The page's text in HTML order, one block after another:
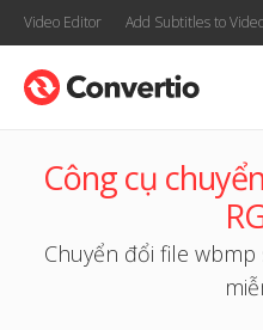
Video Editor Add Subtitles to
Công cụ
Chuyển đổi file